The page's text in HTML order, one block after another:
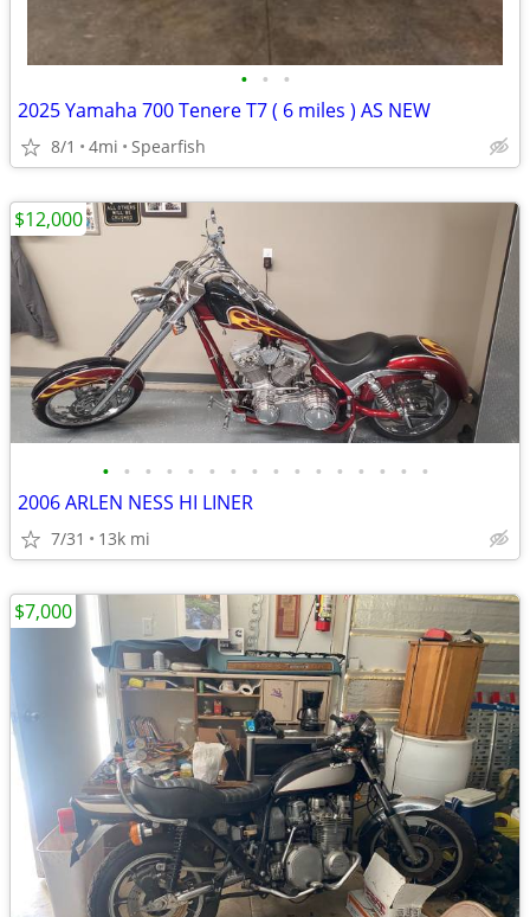
• • •
2025 Yamaha 700 Tenere T7 ( 6 miles ) AS NEW
8/1 4mi Spearfish
• • • • • • • • • • • • • • • •
2006 ARLEN NESS HI LINER
7/31 13k mi
$12,000
$7,000